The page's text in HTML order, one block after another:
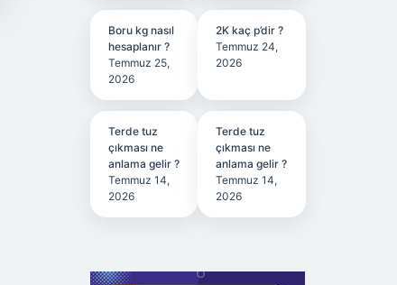
Boru kg nasıl
hesaplanır ?
Temmuz 25,
2026
2K kaç p’dir ?
Temmuz 24,
2026
Terde tuz
çıkması ne
anlama gelir ?
Temmuz 14,
2026
Terde tuz
çıkması ne
anlama gelir ?
Temmuz 14,
2026